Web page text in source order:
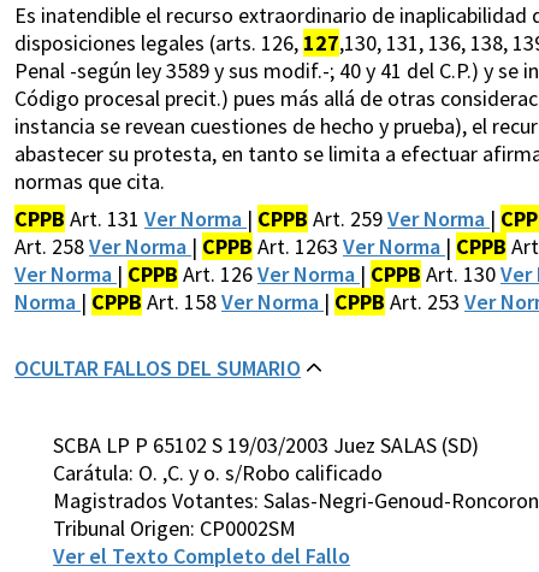
Es inatendible el recurso extraordinario de inaplicabilidad
disposiciones legales (arts. 126, 127,130, 131, 136, 138,
Penal -según ley 3589 y sus modif.-; 40 y 41 del C.P.) y
Código procesal precit.) pues más allá de otras
instancia se revean cuestiones de hecho y prueba), el
abastecer su protesta, en tanto se limita a efectuar
normas que cita.
CPPB Art. 131 Ver Norma | CPPB Art. 259Ver Norma |
Art. 258Ver Norma | CPPB Art. 1263 Ver Norma | CPPB
Ver Norma | CPPB Art. 126Ver Norma | CPPB Art. 130Ver
Norma | CPPB Art. 158Ver Norma | CPPB Art. 253 Ver
OCULTAR FALLOS DEL SUMARIO
SCBA LP P 65102 S 19/03/2003 Juez SALAS (SD)
Carátula: O. ,C. y o. s/Robo calificado
Magistrados Votantes: Salas-Negri-Genoud-
Tribunal Origen: CP0002SM
Ver el Texto Completo del Fallo